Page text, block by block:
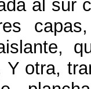
al sur
capas
,
Y otra,